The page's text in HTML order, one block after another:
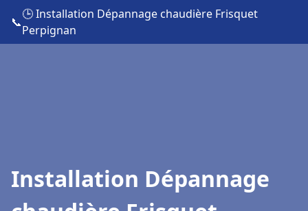
📞
🕒 Installation Dépannage chaudière Frisquet
Perpignan
Installation Dépannage